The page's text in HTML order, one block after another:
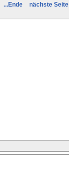
...Ende
nächste Seite